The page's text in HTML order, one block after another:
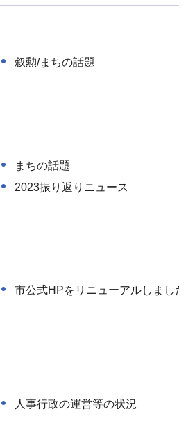
叙勲/まちの話題
まちの話題
2023振り返りニュース
市公式HPをリニューアルしまし
人事行政の運営等の状況